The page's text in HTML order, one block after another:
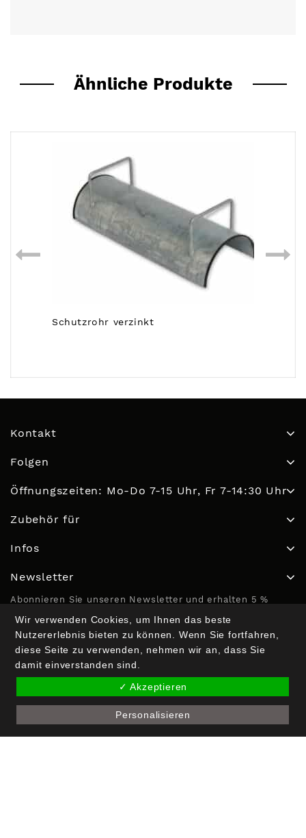
Ähnliche Produkte
Schutzrohr verzinkt
Kontakt
Folgen
Öffnungszeiten: Mo-Do 7-15 Uhr, Fr 7-14:30 Uhr
Zubehör für
Infos
Newsletter
Abonnieren Sie unseren Newsletter und erhalten 5 %
Rabatt bei der Erstbestellung.
Wir verwenden Cookies, um Ihnen das beste
Nutzererlebnis bieten zu können. Wenn Sie fortfahren,
diese Seite zu verwenden, nehmen wir an, dass Sie
damit einverstanden sind.
✓ Akzeptieren
Personalisieren